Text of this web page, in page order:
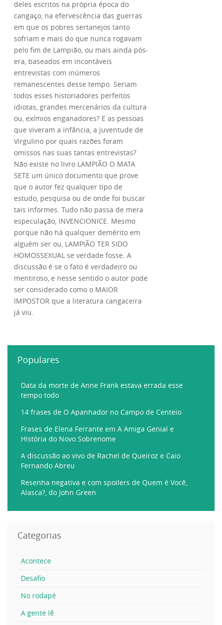
deles escritos na própria época do
cangaço, na efervescência das guerras
em que os pobres sertanejos tanto
sofriam e mais do que nunca rogavam
pelo fim de Lampião, ou mais ainda pós-
era, baseados em incontáveis
entrevistas com inúmeros
remanescentes desse tempo. Seriam
todos esses historiadores perfeitos
idiotas, grandes mercenários da cultura
ou, exímios enganadores? E as pessoas
que viveram a infância, a juventude de
Virgulino por quais razões foram
omissos nas suas tantas entrevistas?
Não existe no livro LAMPIÃO O MATA
SETE um único documento que prove
que o autor fez qualquer tipo de
estudo, pesquisa ou de onde foi buscar
tais informes. Tudo não passa de mera
especulação, INVENCIONICE. Mesmo
porque não há qualquer demérito em
alguém ser ou, LAMPIÃO TER SIDO
HOMOSSEXUAL se verdade fosse. A
discussão é se o fato é verdadeiro ou
mentiroso, e nesse sentido o autor pode
ser considerado como o MAIOR
IMPOSTOR que a literatura cangaceira
já viu.
Populares
Data da morte de Anne Frank estava errada esse
tempo todo
14 frases de O Apanhador no Campo de Centeio
Frases de Elena Ferrante em A Amiga Genial e
História do Novo Sobrenome
A discussão ao vivo de Rachel de Queiroz e Caio
Fernando Abreu
Resenha negativa e com spoilers de Quem é Você,
Alasca?, do John Green
Categorias
Acontece
Desafio
No rodapé
A gente lê